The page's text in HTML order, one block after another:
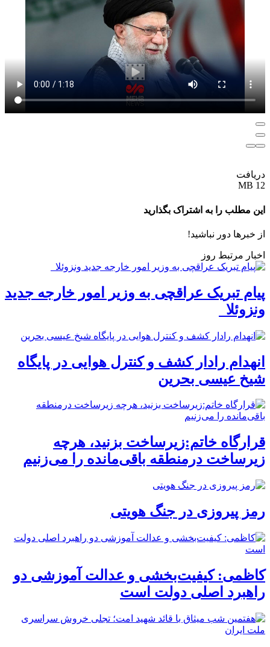
دریافت
12 MB
این مطلب را به اشتراک بگذارید
از خبرها دور نباشید!
اخبار مرتبط روز
پیام تبریک عراقچی به وزیر امور خارجه جدید
ونزوئلا
انهدام رادار کشف و کنترل هوایی در پایگاه
شیخ عیسی بحرین
قرارگاه خاتم:زیرساخت بزنید، هرچه
زیرساخت درمنطقه باقی‌مانده را می‌زنیم
رمز پیروزی در جنگ هویتی
کاظمی: کیفیت‌بخشی و عدالت آموزشی دو
راهبرد اصلی دولت است